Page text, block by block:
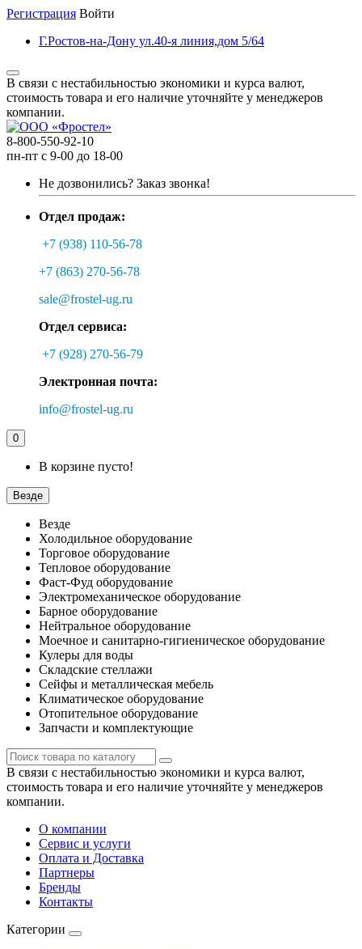
Регистрация Войти
Г.Ростов-на-Дону ул.40-я линия,дом 5/64
В связи с нестабильностью экономики и курса валют,
стоимость товара и его наличие уточняйте у менеджеров
компании.
8-800-550-92-10
пн-пт с 9-00 до 18-00
Не дозвонились? Заказ звонка!
Отдел продаж:
+7 (938) 110-56-78
+7 (863) 270-56-78
sale@frostel-ug.ru
Отдел сервиса:
+7 (928) 270-56-79
Электронная почта:
info@frostel-ug.ru
0
В корзине пусто!
Везде
Везде
Холодильное оборудование
Торговое оборудование
Тепловое оборудование
Фаст-Фуд оборудование
Электромеханическое оборудование
Барное оборудование
Нейтральное оборудование
Моечное и санитарно-гигиеническое оборудование
Кулеры для воды
Складские стеллажи
Сейфы и металлическая мебель
Климатическое оборудование
Отопительное оборудование
Запчасти и комплектующие
В связи с нестабильностью экономики и курса валют,
стоимость товара и его наличие уточняйте у менеджеров
компании.
О компании
Сервис и услуги
Оплата и Доставка
Партнеры
Бренды
Контакты
Категории